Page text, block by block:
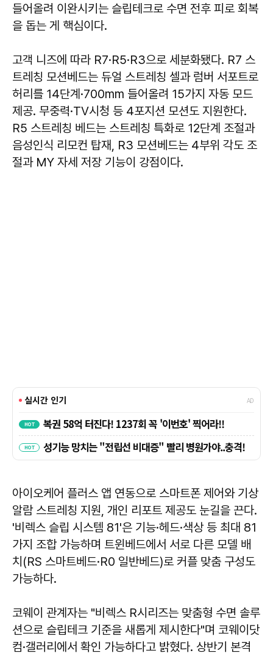
들어올려 이완시키는 슬립테크로 수면 전후 피로 회복
을 돕는 게 핵심이다.
고객 니즈에 따라 R7·R5·R3으로 세분화됐다. R7 스
트레칭 모션베드는 듀얼 스트레칭 셀과 럼버 서포트로
허리를 14단계·700mm 들어올려 15가지 자동 모드
제공. 무중력·TV시청 등 4포지션 모션도 지원한다.
R5 스트레칭 베드는 스트레칭 특화로 12단계 조절과
음성인식 리모컨 탑재, R3 모션베드는 4부위 각도 조
절과 MY 자세 저장 기능이 강점이다.
아이오케어 플러스 앱 연동으로 스마트폰 제어와 기상
알람 스트레칭 지원, 개인 리포트 제공도 눈길을 끈다.
'비렉스 슬립 시스템 81'은 기능·헤드·색상 등 최대 81
가지 조합 가능하며 트윈베드에서 서로 다른 모델 배
치(RS 스마트베드·R0 일반베드)로 커플 맞춤 구성도
가능하다.
코웨이 관계자는 "비렉스 R시리즈는 맞춤형 수면 솔루
션으로 슬립테크 기준을 새롭게 제시한다"며 코웨이닷
컴·갤러리에서 확인 가능하다고 밝혔다. 상반기 본격